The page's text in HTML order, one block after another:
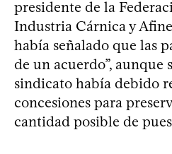
presidente de la
Industria Cárnica y
había señalado que las
de un acuerdo”, aunque
sindicato había debido
concesiones para
cantidad posible de